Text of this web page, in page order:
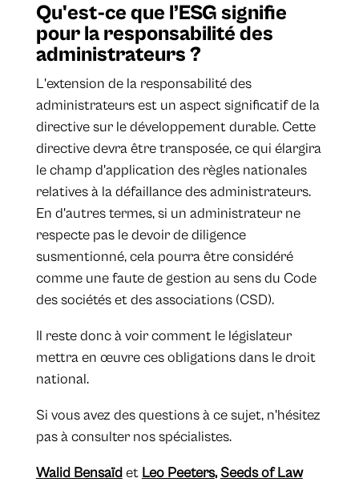
Qu'est-ce que l’ESG signifie
pour la responsabilité des
administrateurs ?
L'extension de la responsabilité des
administrateurs est un aspect significatif de la
directive sur le développement durable. Cette
directive devra être transposée, ce qui élargira
le champ d'application des règles nationales
relatives à la défaillance des administrateurs.
En d'autres termes, si un administrateur ne
respecte pas le devoir de diligence
susmentionné, cela pourra être considéré
comme une faute de gestion au sens du Code
des sociétés et des associations (CSD).
Il reste donc à voir comment le législateur
mettra en œuvre ces obligations dans le droit
national.
Si vous avez des questions à ce sujet, n'hésitez
pas à consulter nos spécialistes.
Walid Bensaïd et Leo Peeters, Seeds of Law